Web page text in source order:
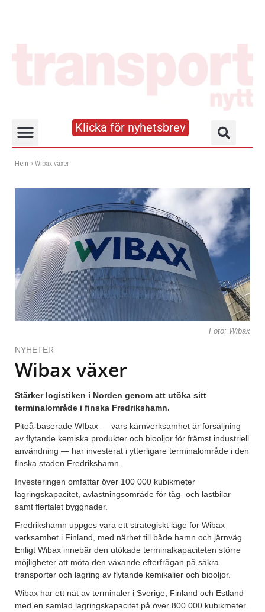
Klicka för nyhetsbrev
Hem » Wibax växer
Foto: Wibax
NYHETER
Wibax växer
Stärker logistiken i Norden genom att utöka sitt
terminalområde i finska Fredrikshamn.
Piteå-baserade WIbax — vars kärnverksamhet är försäljning
av flytande kemiska produkter och biooljor för främst industriell
användning — har investerat i ytterligare terminalområde i den
finska staden Fredrikshamn.
Investeringen omfattar över 100 000 kubikmeter
lagringskapacitet, avlastningsområde för tåg- och lastbilar
samt flertalet byggnader.
Fredrikshamn uppges vara ett strategiskt läge för Wibax
verksamhet i Finland, med närhet till både hamn och järnväg.
Enligt Wibax innebär den utökade terminalkapaciteten större
möjligheter att möta den växande efterfrågan på säkra
transporter och lagring av flytande kemikalier och biooljor.
Wibax har ett nät av terminaler i Sverige, Finland och Estland
med en samlad lagringskapacitet på över 800 000 kubikmeter.